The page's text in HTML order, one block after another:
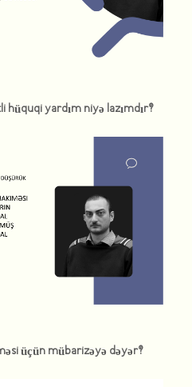
hüquqi yardım niyə lazımdır?
üçün mübarizəyə dəyər?